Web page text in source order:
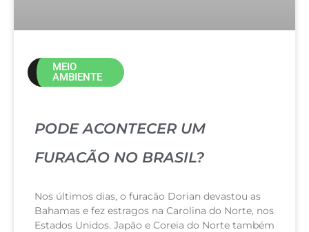
MEIO
AMBIENTE
PODE ACONTECER UM
FURACÃO NO BRASIL?
Nos últimos dias, o furacão Dorian devastou as
Bahamas e fez estragos na Carolina do Norte, nos
Estados Unidos. Japão e Coreia do Norte também